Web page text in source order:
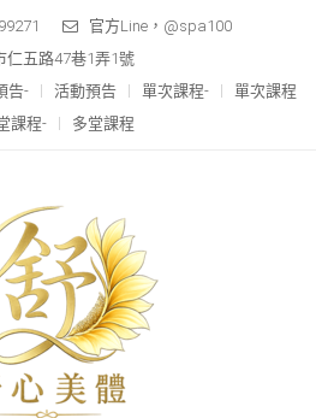
官方Line，@spa100
仁五路47巷1弄1號
告- 活動預告 單次課程-
單次課程
課程-
多堂課程